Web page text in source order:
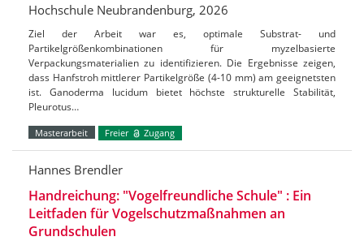
Hochschule Neubrandenburg, 2026
Ziel der Arbeit war es, optimale Substrat- und
Partikelgrößenkombinationen für myzelbasierte
Verpackungsmaterialien zu identifizieren. Die Ergebnisse zeigen,
dass Hanfstroh mittlerer Partikelgröße (4-10 mm) am geeignetsten
ist. Ganoderma lucidum bietet höchste strukturelle Stabilität,
Pleurotus…
Masterarbeit Freier Zugang
Hannes Brendler
Handreichung: "Vogelfreundliche Schule" : Ein
Leitfaden für Vogelschutzmaßnahmen an
Grundschulen